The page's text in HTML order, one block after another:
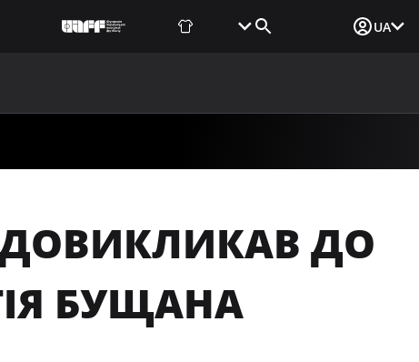
UA
ДО
БУЩАНА